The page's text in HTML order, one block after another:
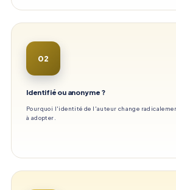
02
Identifié ou anonyme ?
Pourquoi l'identité de l'auteur change
à adopter.